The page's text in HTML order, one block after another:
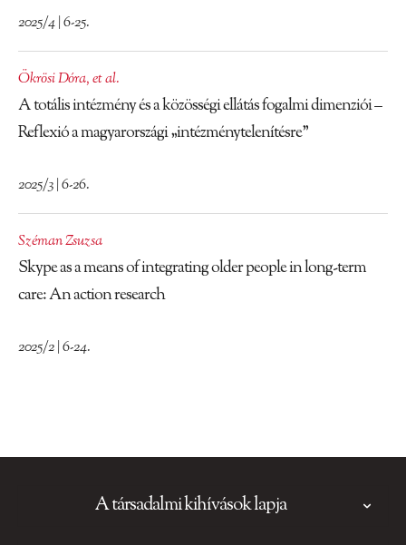
2025/4 | 6-25.
Ökrösi Dóra,et al.
A totális intézmény és a közösségi ellátás fogalmi dimenziói –
Reflexió a magyarországi „intézménytelenítésre”
2025/3 | 6-26.
Széman Zsuzsa
Skype as a means of integrating older people in long-term
care: An action research
2025/2 | 6-24.
A társadalmi kihívások lapja